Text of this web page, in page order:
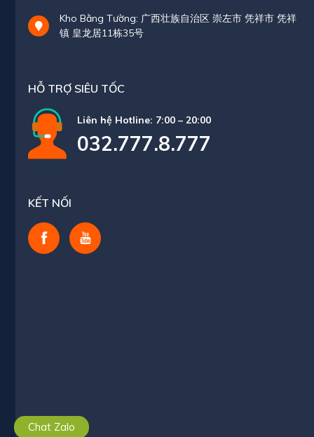
Kho Bằng Tường: 广西壮族自治区 崇左市 凭祥市 凭祥
镇 皇龙居11栋35号
HỖ TRỢ SIÊU TỐC
Liên hệ Hotline: 7:00 – 20:00
032.777.8.777
KẾT NỐI
Chat Zalo